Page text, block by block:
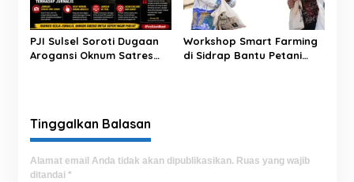
PJI Sulsel Soroti Dugaan
Arogansi Oknum Satres
Workshop Smart Farming
di Sidrap Bantu Petani
Tinggalkan Balasan
Alamat email Anda tidak akan dipublikasikan. Ruas yang wajib
ditandai *